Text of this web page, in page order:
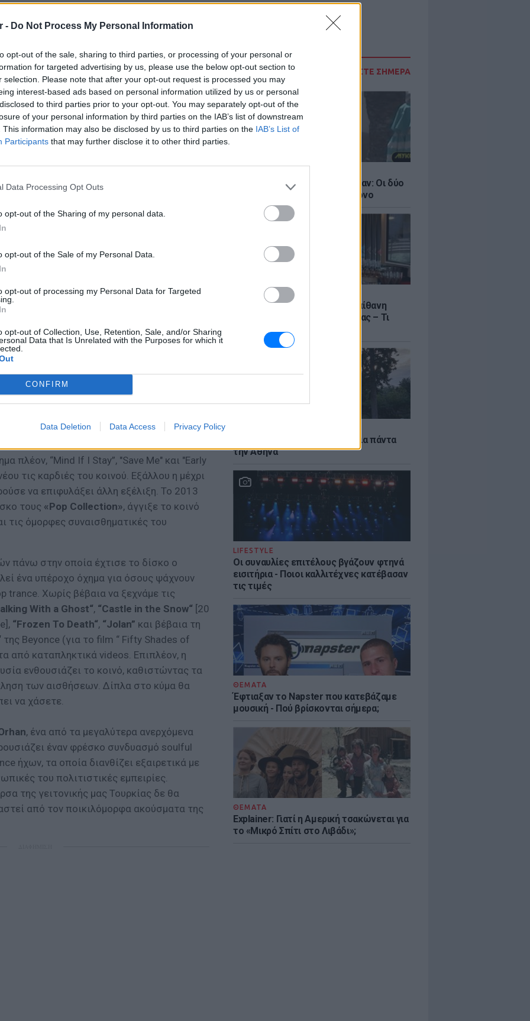
- Do Not Process My Personal Information
opt-out of the sale, sharing to third parties, or processing of your personal or
for targeted advertising by us, please use the below opt-out section to
selection. Please note that after your opt-out request is processed you may
interest-based ads based on personal information utilized by us or personal
to third parties prior to your opt-out. You may separately opt-out of the
of your personal information by third parties on the IAB’s list of downstream
This information may also be disclosed by us to third parties on the IAB’s List of
Participants that may further disclose it to other third parties.
Data Processing Opt Outs
opt-out of the Sharing of my personal data.
opt-out of the Sale of my Personal Data.
opt-out of processing my Personal Data for Targeted
opt-out of Collection, Use, Retention, Sale, and/or Sharing
Data that Is Unrelated with the Purposes for which it
CONFIRM
Data Deletion Data Access Privacy Policy
ΔΙΑΒΑΣΤΕ ΣΗΜΕΡΑ
Ζόε Σαλντάνα και Νικόλ Κίντμαν: Οι δύο
σταρ του Χόλιγουντ στη Μύκονο
LIFESTYLE
Ο Γιώργος Μανίκας έστησε απίθανη
φάρσα σε υπάλληλο καφετέριας – Τι
έγινε στο βίντεο
Ο αρχιτέκτονας που άλλαξε για πάντα
την Αθήνα
LIFESTYLE
Οι συναυλίες επιτέλους βγάζουν φτηνά
εισιτήρια - Ποιοι καλλιτέχνες κατέβασαν
τις τιμές
ΘΕΜΑΤΑ
Έφτιαξαν το Napster που κατεβάζαμε
μουσική - Πού βρίσκονται σήμερα;
ΘΕΜΑΤΑ
Explainer: Γιατί η Αμερική τσακώνεται για
το «Μικρό Σπίτι στο Λιβάδι»;
μάζες”. Ο πρόεδρος των Kadebostany
σκοπό να διευρύνει το όνομά τους και να
σύγχρονης μουσικής.
ΔΙΑΦΗΜΙΣΗ
Kadebostany αποφάσισε σ’ αυτό το
και να βρει την ισορροπία μεταξύ
ενισχύοντας την ιδιαίτερη popαισθητική
αποτέλεσμα που παραμένει εξίσου
των Kadebostany βάζει τα θεμέλια σε
για να μεταδώσουν τη νέα εποχή
πλέον, “Mind If I Stay”, "Save Me" και "Early
τις καρδιές του κοινού. Εξάλλου η μέχρι
να επιφυλάξει άλλη εξέλιξη. Το 2013
τους «Pop Collection», άγγιξε το κοινό
τις όμορφες συναισθηματικές του
πάνω στην οποία έχτισε το δίσκο ο
ένα υπέροχο όχημα για όσους ψάχνουν
trance. Χωρίς βέβαια να ξεχνάμε τις
With a Ghost“, “Castle in the Snow“ [20
“Frozen To Death“, “Jolan” και βέβαια τη
της Beyonce (για το film “ Fifty Shades of
από καταπληκτικά videos. Επιπλέον, η
ενθουσιάζει το κοινό, καθιστώντας τα
των αισθήσεων. Δίπλα στο κύμα θα
να χάσετε.
, ένα από τα μεγαλύτερα ανερχόμενα
έναν φρέσκο συνδυασμό soulful
ήχων, τα οποία διανθίζει εξαιρετικά με
του πολιτιστικές εμπειρίες.
της γειτονικής μας Τουρκίας δε θα
από τον ποικιλόμορφα ακούσματα της